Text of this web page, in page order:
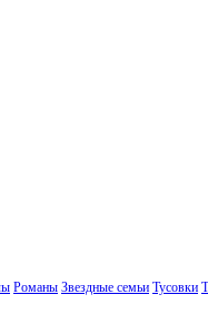
Романы Звездные семьи Тусовки